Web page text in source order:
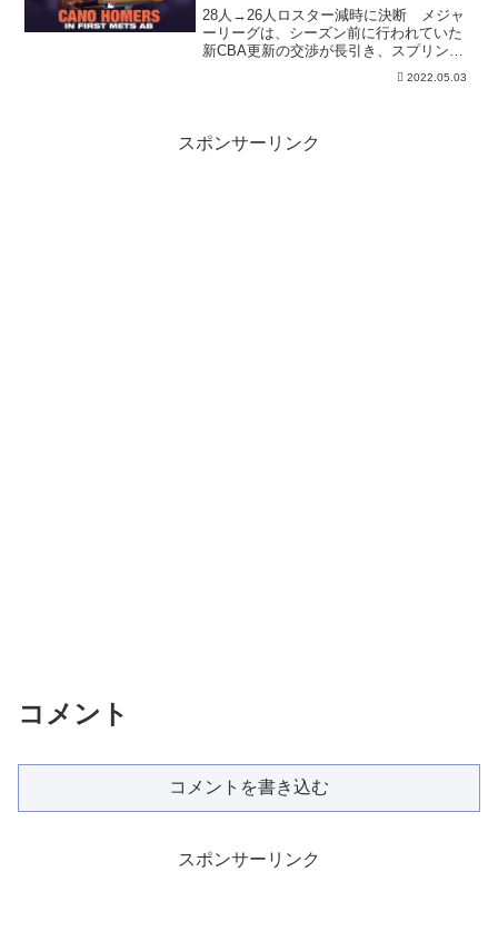
28人→26人ロスター減時に決断 メジャ
ーリーグは、シーズン前に行われていた
新CBA更新の交渉が長引き、スプリング
2022.05.03
スポンサーリンク
コメント
コメントを書き込む
スポンサーリンク